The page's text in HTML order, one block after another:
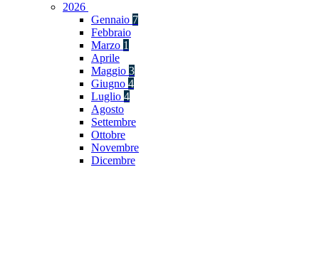
2026
Gennaio 7
Febbraio
Marzo 1
Aprile
Maggio 3
Giugno 4
Luglio 4
Agosto
Settembre
Ottobre
Novembre
Dicembre